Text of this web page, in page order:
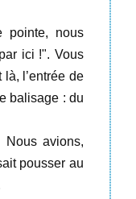
pointe, nous
ici !". Vous
l’entrée de
balisage : du
avions,
pousser au